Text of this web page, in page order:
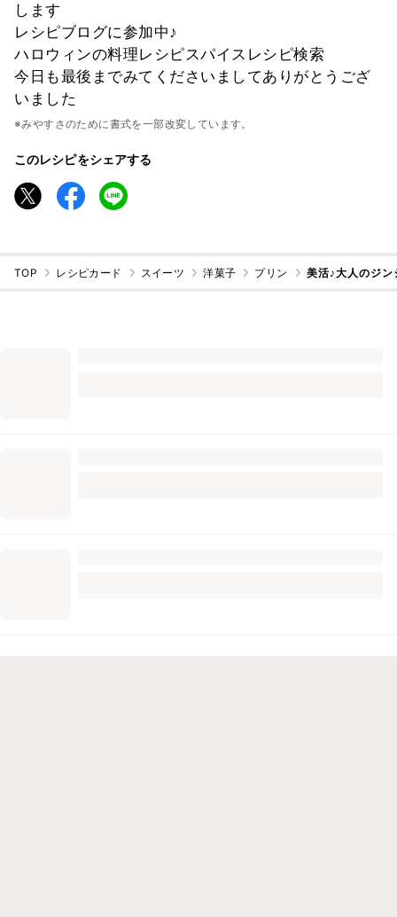
します
レシピブログに参加中♪
ハロウィンの料理レシピスパイスレシピ検索
今日も最後までみてくださいましてありがとうござ
いました
※みやすさのために書式を一部改変しています。
このレシピをシェアする
TOP レシピカード スイーツ 洋菓子 プリン 美活♪大人のジ